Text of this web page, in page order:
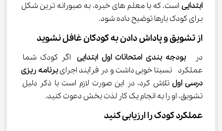
ابتدایی است. که با معلم های خبره، به صبورانه ترین شکل
برای کودک بارها توضیح داده شود.
از تشویق و پاداش دادن به کودکان غافل نشوید
در بودجه بندی امتحانات اول ابتدایی اگر کودک شما
عملکرد  نسبتا خوبی داشت و در فرآیند اجرای برنامه ریزی
درسی اول تلاش کرد، در این صورت لازم است با ذکر دلیل
تشویق، او را به انجام یک کار لذت بخش دعوت کنید.
عملکرد کودک را ارزیابی کنید